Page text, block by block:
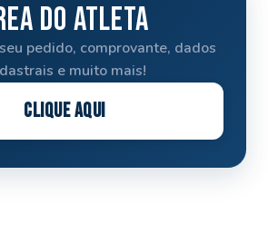
DO ATLETA
pedido, comprovante, dados
e muito mais!
CLIQUE AQUI